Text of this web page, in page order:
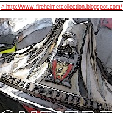
> http://www.firehelmetcollection.blogspot.com/